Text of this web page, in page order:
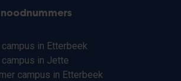
in Etterbeek
campus in Jette
campus in Etterbeek